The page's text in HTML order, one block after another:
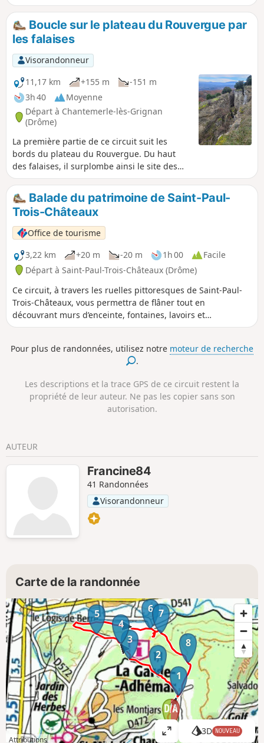
Boucle sur le plateau du Rouvergue par
les falaises
Visorandonneur
11,17 km
+155 m
-151 m
3h 40
Moyenne
Départ à Chantemerle-lès-Grignan
(Drôme)
La première partie de ce circuit suit les
bords du plateau du Rouvergue. Du haut
des falaises, il surplombe ainsi le site des
Crevasses de Chantemerle, apparues après
une série de séismes qui secoua durement
la région de juin 1772 à décembre 1773. Ce
promontoire offre également, pendant 5 km,
de superbes panoramas d'Ouest en Est. La
deuxième partie permet de cheminer
agréablement sur le plateau, de sous-bois
en terres cultivées. Au mois de juin, les
plantations de lavandes apportent un
charme supplémentaire aux mas
provençaux bâtis sur ces terres.
Balade du patrimoine de Saint-Paul-
Trois-Châteaux
Office de tourisme
3,22 km
+20 m -20 m 1h 00
Facile
Départ à Saint-Paul-Trois-Châteaux (Drôme)
Ce circuit, à travers les ruelles pittoresques de Saint-Paul-
Trois-Châteaux, vous permettra de flâner tout en
découvrant murs d’enceinte, fontaines, lavoirs et
monuments classés ainsi qu’une partie de la Promenade
Pour plus de randonnées, utilisez notre moteur de recherche
.
Les descriptions et la trace GPS de ce circuit restent la
propriété de leur auteur. Ne pas les copier sans son
autorisation.
AUTEUR
Francine84
41 Randonnées
Visorandonneur
Carte de la randonnée
1
2
3
4
5 6 7
8
Attributions
A
3D NOUVEAU